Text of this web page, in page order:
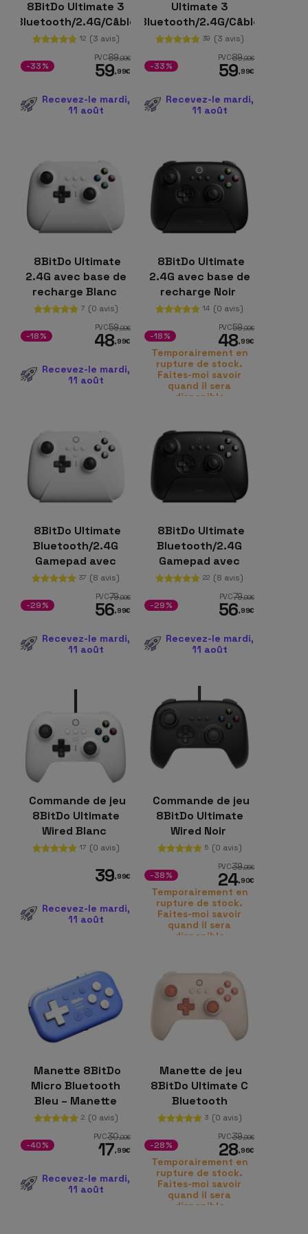
8BitDo Ultimate 3
Bluetooth/2.4G/Câble
avec adaptateur +
base de chargement
12 (3 avis)
PVC89,99€
59,99€
-33%
Recevez-le mardi,
11 août
Ultimate 3
Bluetooth/2.4G/Câble
avec Adaptateur +
Base de Chargement
39 (3 avis)
PVC89,99€
59,99€
-33%
Recevez-le mardi,
11 août
8BitDo Ultimate
2.4G avec base de
recharge Blanc
7 (0 avis)
PVC59,99€
48,99€
-18%
Recevez-le mardi,
11 août
8BitDo Ultimate
2.4G avec base de
recharge Noir
14 (0 avis)
PVC59,99€
48,99€
-18%
Temporairement en
rupture de stock.
Faites-moi savoir
quand il sera
disponible
8BitDo Ultimate
Bluetooth/2.4G
Gamepad avec
adaptateur + base
de chargement
37 (8 avis)
PVC79,99€
56,99€
-29%
Recevez-le mardi,
11 août
8BitDo Ultimate
Bluetooth/2.4G
Gamepad avec
adaptateur + base
de chargement
22 (8 avis)
PVC79,99€
56,99€
-29%
Recevez-le mardi,
11 août
Commande de jeu
8BitDo Ultimate
Wired Blanc
17 (0 avis)
39,99€
Recevez-le mardi,
11 août
Commande de jeu
8BitDo Ultimate
Wired Noir
5 (0 avis)
PVC39,95€
24,90€
-38%
Temporairement en
rupture de stock.
Faites-moi savoir
quand il sera
disponible
Manette 8BitDo
Micro Bluetooth
Bleu – Manette
Nintendo
Switch/Android
2 (0 avis)
PVC30,00€
17,99€
-40%
Recevez-le mardi,
11 août
Manette de jeu
8BitDo Ultimate C
Bluetooth
OrangePro
compatible avec la
Nintendo Switch
3 (0 avis)
PVC39,99€
28,96€
-28%
Temporairement en
rupture de stock.
Faites-moi savoir
quand il sera
disponible